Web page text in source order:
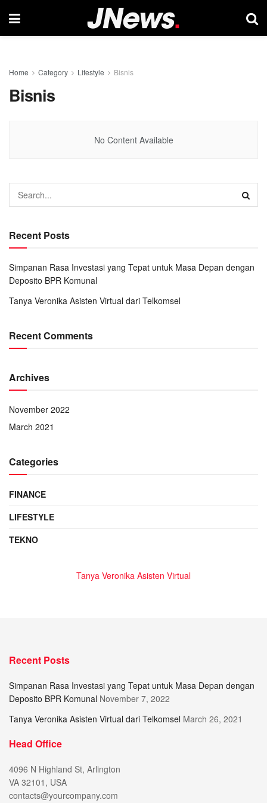
Home Category Lifestyle Bisnis
Bisnis
No Content Available
Recent Posts
Simpanan Rasa Investasi yang Tepat untuk Masa Depan dengan
Deposito BPR Komunal
Tanya Veronika Asisten Virtual dari Telkomsel
Recent Comments
Archives
November 2022
March 2021
Categories
FINANCE
LIFESTYLE
TEKNO
Tanya Veronika Asisten Virtual
Recent Posts
Simpanan Rasa Investasi yang Tepat untuk Masa Depan dengan
Deposito BPR Komunal November 7, 2022
Tanya Veronika Asisten Virtual dari Telkomsel March 26, 2021
Head Office
4096 N Highland St, Arlington
VA 32101, USA
contacts@yourcompany.com